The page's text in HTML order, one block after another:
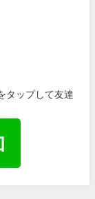
タップして友達